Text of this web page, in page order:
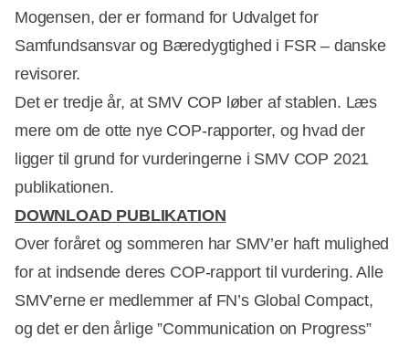
Mogensen, der er formand for Udvalget for
Samfundsansvar og Bæredygtighed i FSR – danske
revisorer.
Det er tredje år, at SMV COP løber af stablen. Læs
mere om de otte nye COP-rapporter, og hvad der
ligger til grund for vurderingerne i SMV COP 2021
publikationen.
DOWNLOAD PUBLIKATION
Over foråret og sommeren har SMV’er haft mulighed
for at indsende deres COP-rapport til vurdering. Alle
SMV’erne er medlemmer af FN’s Global Compact,
og det er den årlige ”Communication on Progress”